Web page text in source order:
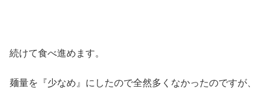
続けて食べ進めます。
麺量を『少なめ』にしたので全然多くなかったのですが、